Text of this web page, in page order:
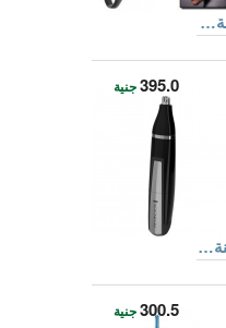
ريمنجتون (Ne3450) ماكينة تهذيب لشعر الأنف والأذن
395.0جنية
ريمنجتون (NE3550) ماكينة قص الشعر و تهذيب شعر الأنف و الأذن
300.5جنية